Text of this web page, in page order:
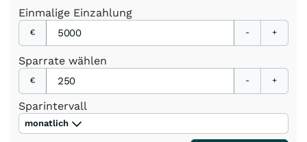
Einmalige Einzahlung
€ - +
Sparrate wählen
€ - +
Sparintervall
monatlich